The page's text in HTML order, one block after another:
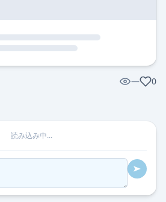
— 0
読み込み中...